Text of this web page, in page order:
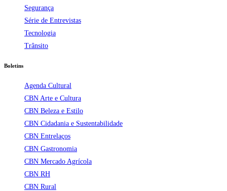
Segurança
Série de Entrevistas
Tecnologia
Trânsito
Boletins
Agenda Cultural
CBN Arte e Cultura
CBN Beleza e Estilo
CBN Cidadania e Sustentabilidade
CBN Entrelaços
CBN Gastronomia
CBN Mercado Agrícola
CBN RH
CBN Rural